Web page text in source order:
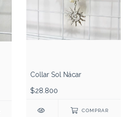
Collar Sol Nácar
$28.800
COMPRAR